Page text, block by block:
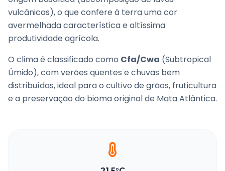
vulcânicas), o que confere à terra uma cor
avermelhada característica e altíssima
produtividade agrícola.
O clima é classificado como Cfa/Cwa (Subtropical
Úmido), com verões quentes e chuvas bem
distribuídas, ideal para o cultivo de grãos, fruticultura
e a preservação do bioma original de Mata Atlântica.